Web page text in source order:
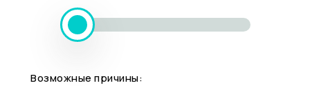
Возможные причины: